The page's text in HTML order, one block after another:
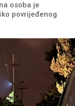
osoba je
povrijeđenog